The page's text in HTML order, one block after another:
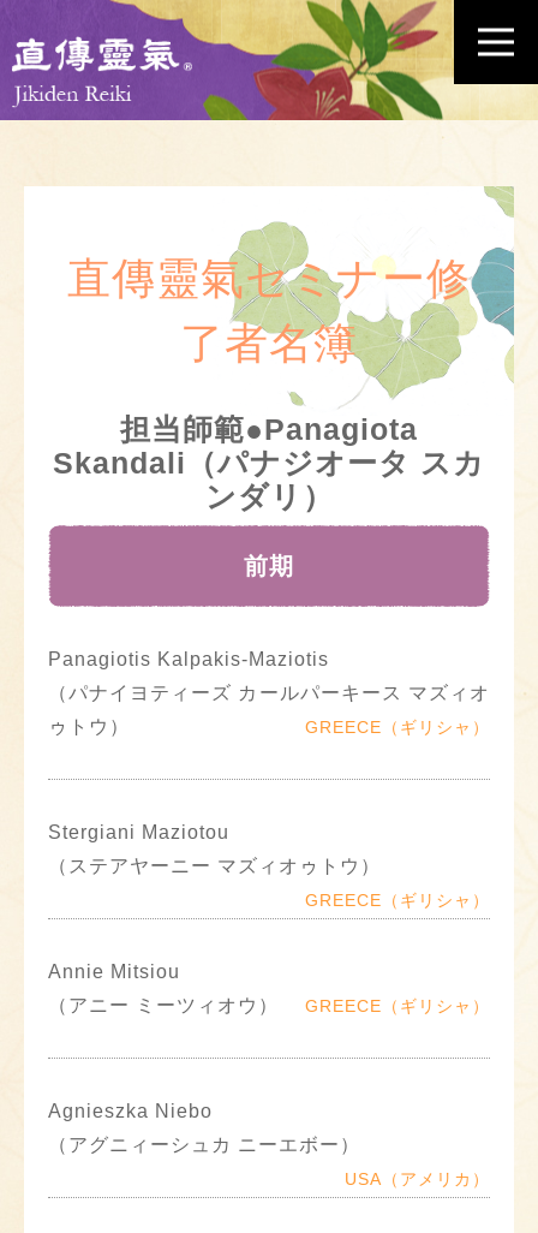
直傳靈氣セミナー修
了者名簿
担当師範●Panagiota
Skandali（パナジオータ スカ
ンダリ）
前期
Panagiotis Kalpakis-Maziotis
（パナイヨティーズ カールパーキース マズィオ
ゥトウ）
GREECE（ギリシャ）
Stergiani Maziotou
（ステアヤーニー マズィオゥトウ）
GREECE（ギリシャ）
Annie Mitsiou
（アニー ミーツィオウ）
GREECE（ギリシャ）
Agnieszka Niebo
（アグニィーシュカ ニーエボー）
USA（アメリカ）